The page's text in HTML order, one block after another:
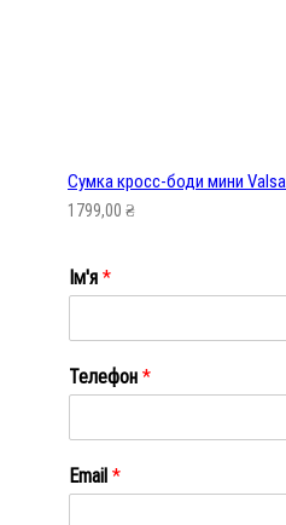
Сумка кросс-боди мини
1799,00 ₴
Ім'я *
Телефон *
Email *